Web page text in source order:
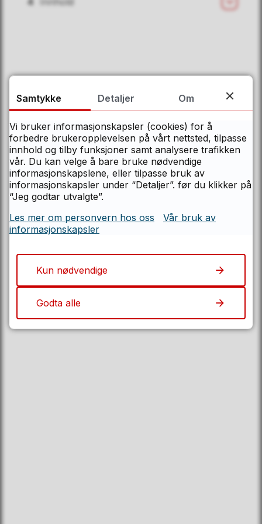
Telefon
Mandag–fredag kl. 08.00–15.00
E-post
post@ofk.no
Postadresse
Postboks 220
1702 Sarpsborg
eDialog
Samtykke Detaljer Om
Vi bruker informasjonskapsler (cookies) for å
forbedre brukeropplevelsen på vårt nettsted, tilpasse
innhold og tilby funksjoner samt analysere trafikken
vår. Du kan velge å bare bruke nødvendige
informasjonskapslene, eller tilpasse bruk av
informasjonskapsler under “Detaljer”. før du klikker på
“Jeg godtar utvalgte”.
Les mer om personvern hos oss
Vår bruk av
informasjonskapsler
Kun nødvendige
Godta alle